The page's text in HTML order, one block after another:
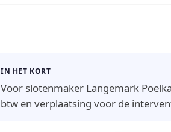
IN HET KORT
Voor slotenmaker Langemark
btw en verplaatsing voor de